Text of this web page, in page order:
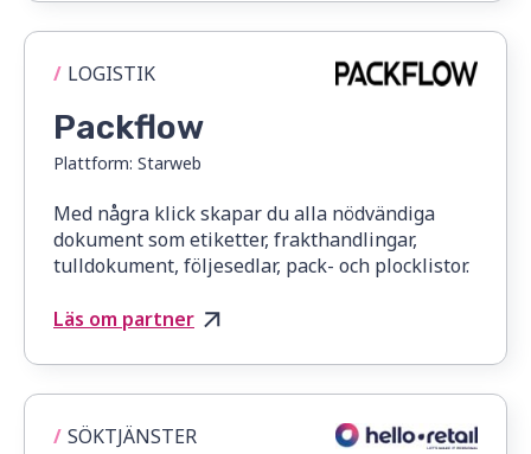
/ LOGISTIK
Packflow
Plattform: Starweb
Med några klick skapar du alla nödvändiga
dokument som etiketter, frakthandlingar,
tulldokument, följesedlar, pack- och plocklistor.
Läs om partner
/ SÖKTJÄNSTER